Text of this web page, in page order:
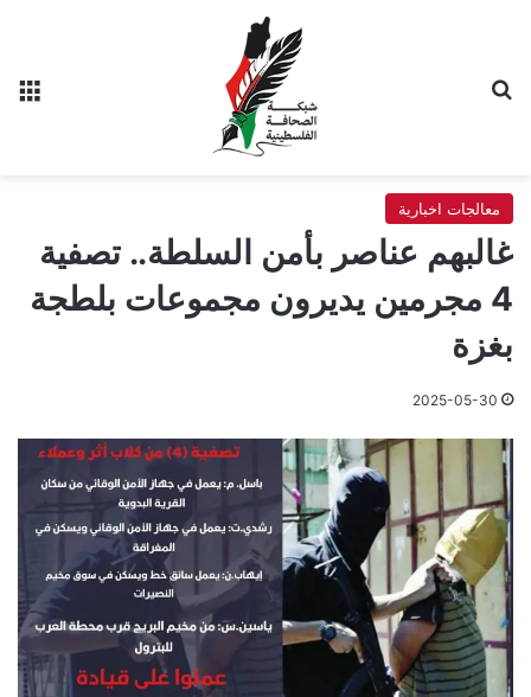
معالجات اخبارية
غالبهم عناصر بأمن السلطة.. تصفية
4 مجرمين يديرون مجموعات بلطجة
بغزة
2025-05-30